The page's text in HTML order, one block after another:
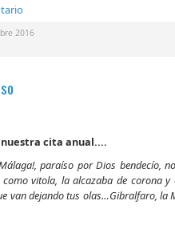
2016
cita anual....
paraíso por Dios bendecío,
vitola, la alcazaba de corona
van dejando tus olas…Gibralfaro, la